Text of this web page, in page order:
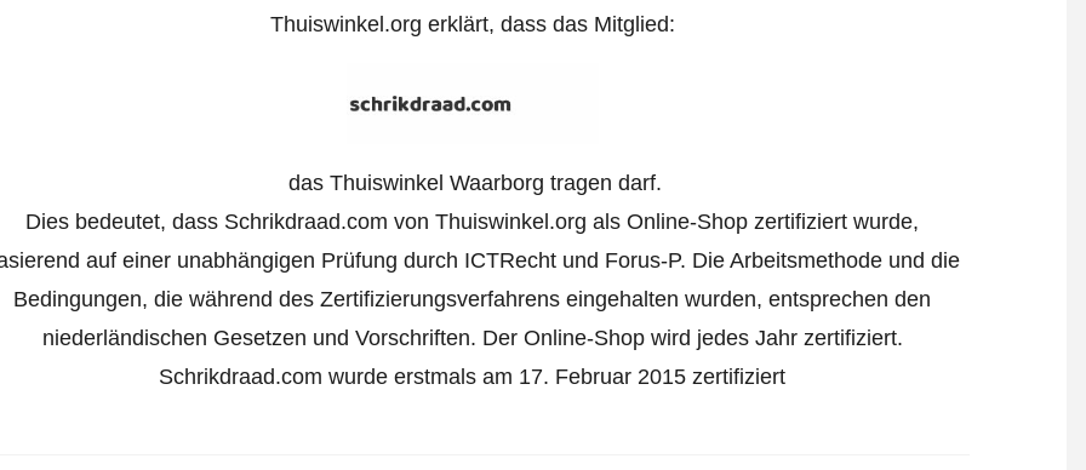
Thuiswinkel.org erklärt, dass das Mitglied:
das Thuiswinkel Waarborg tragen darf.
Dies bedeutet, dass Schrikdraad.com von Thuiswinkel.org als Online-Shop zertifiziert wurde,
auf einer unabhängigen Prüfung durch ICTRecht und Forus-P. Die Arbeitsmethode und die
Bedingungen, die während des Zertifizierungsverfahrens eingehalten wurden, entsprechen den
niederländischen Gesetzen und Vorschriften. Der Online-Shop wird jedes Jahr zertifiziert.
Schrikdraad.com wurde erstmals am 17. Februar 2015 zertifiziert